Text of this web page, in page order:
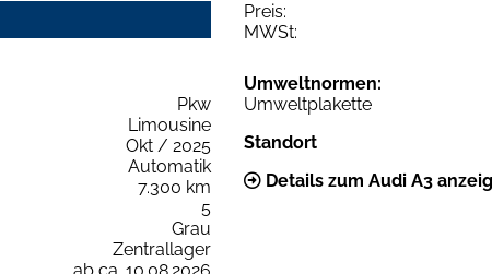
Preis:
MWSt:
Pkw
Limousine
Okt / 2025
Automatik
7.300 km
5
Grau
Zentrallager
Umweltnormen:
Umweltplakette
Standort
Details zum Audi A3